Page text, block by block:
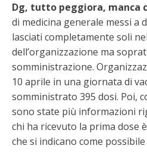
Dg, tutto peggiora, manca
di medicina generale messi a
lasciati completamente soli
dell’organizzazione ma
somministrazione.
10 aprile in una giornata di
somministrato 395 dosi. Poi,
sono state più informazioni
chi ha ricevuto la prima dose
che si indicano come possibile